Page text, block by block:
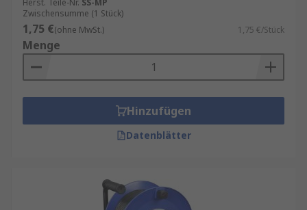
Einfache Verlängerungskabel: haben nur eine
Buchse und werden häufig verwendet, um einen
Teil des Raums mit Strom zu versorgen, in dem es
keine Steckdose gibt. Sie dürfen nicht in Reihe
mit anderen Steckdosenleisten oder Mehrfach-
Steckerdosenleisten
eine Buchse (oder Ader). Sie können verwendet
werden, um mehrere Geräte mit Strom zu
Herst. Teile-Nr. SS-MP
Zwischensumme (1 Stück)
1,75 €(ohne MwSt.) 1,75 €/Stück
Menge
Hinzufügen
Datenblätter